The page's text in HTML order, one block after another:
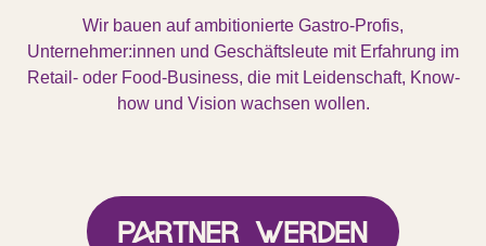
Wir bauen auf ambitionierte Gastro-Profis,
Unternehmer:innen und Geschäftsleute mit Erfahrung im
Retail- oder Food-Business, die mit Leidenschaft, Know-
how und Vision wachsen wollen.
Partner werden